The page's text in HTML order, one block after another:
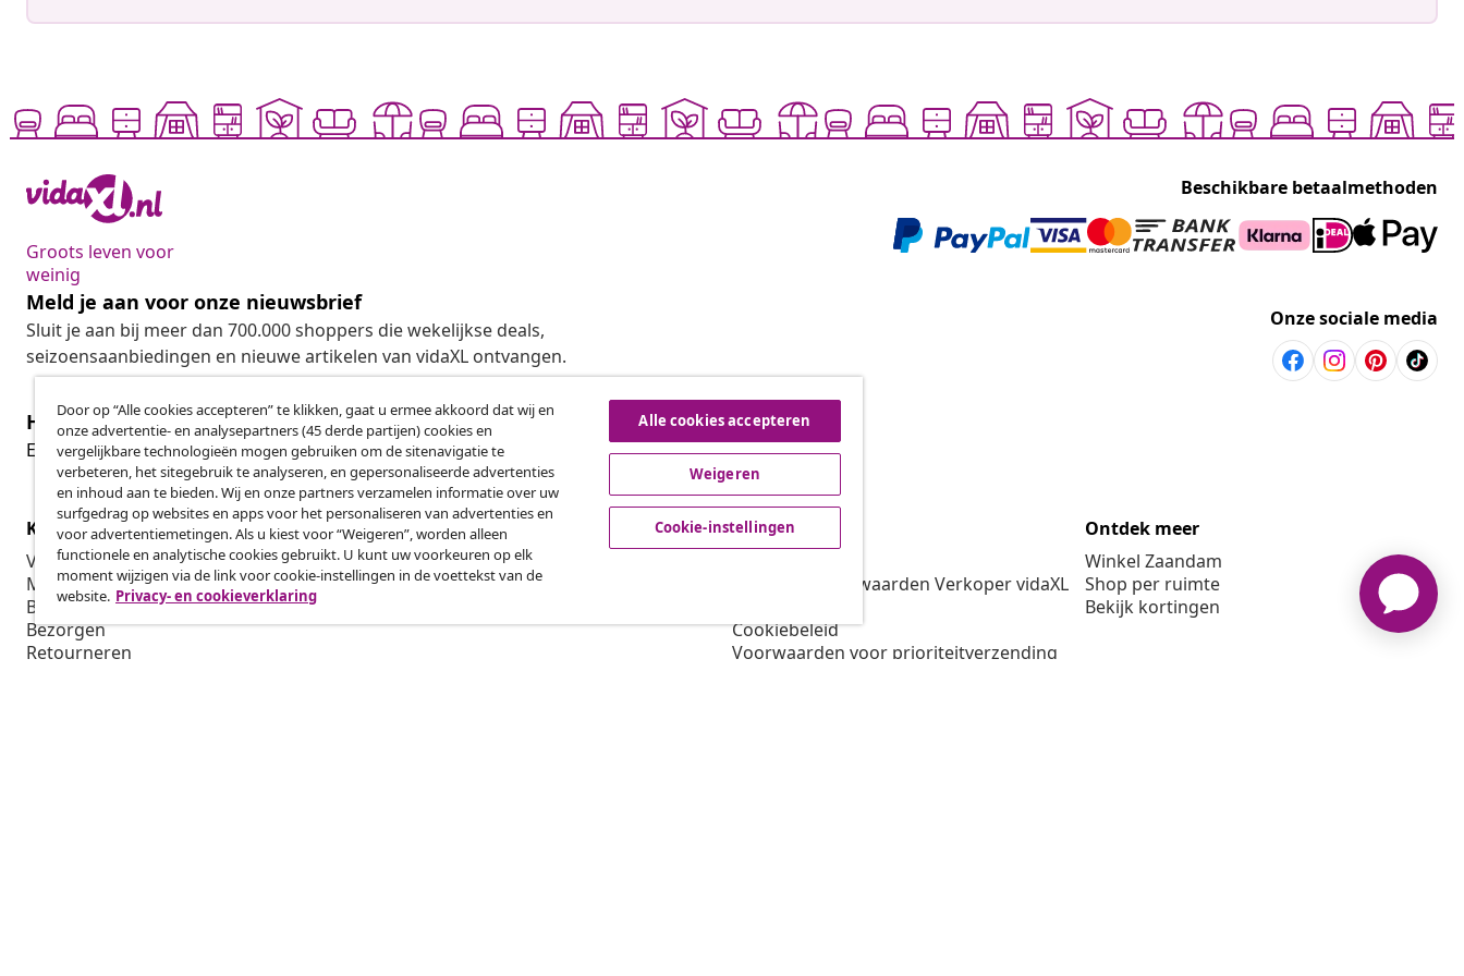
Groots leven voor
weinig
Beschikbare betaalmethoden
Meld je aan voor onze nieuwsbrief
Sluit je aan bij meer dan 700.000 shoppers die wekelijkse deals,
seizoensaanbiedingen en nieuwe artikelen van vidaXL ontvangen.
Onze sociale media
Herroeping van de overeenkomst
Een annulering voor je bestelling indienen
Herroeping van de overeenkomst
Klantenservice
Volg je bestelling
Mijn account
Betalen
Bezorgen
Retourneren
Zakelijk
Affiliateprogramma
Produceren voor vidaXL
vidaXL
Algemene voorwaarden Verkoper vidaXL
Cookiebeleid
Voorwaarden voor prioriteitverzending
Ontdek meer
Winkel Zaandam
Shop per ruimte
Bekijk kortingen
Door op “Alle cookies accepteren” te klikken, gaat u ermee akkoord dat wij en
onze advertentie- en analysepartners (45 derde partijen) cookies en
vergelijkbare technologieën mogen gebruiken om de sitenavigatie te
verbeteren, het sitegebruik te analyseren, en gepersonaliseerde advertenties
en inhoud aan te bieden. Wij en onze partners verzamelen informatie over uw
surfgedrag op websites en apps voor het personaliseren van advertenties en
voor advertentiemetingen. Als u kiest voor “Weigeren”, worden alleen
functionele en analytische cookies gebruikt. U kunt uw voorkeuren op elk
moment wijzigen via de link voor cookie-instellingen in de voettekst van de
website. Privacy- en cookieverklaring
Alle cookies accepteren
Weigeren
Cookie-instellingen